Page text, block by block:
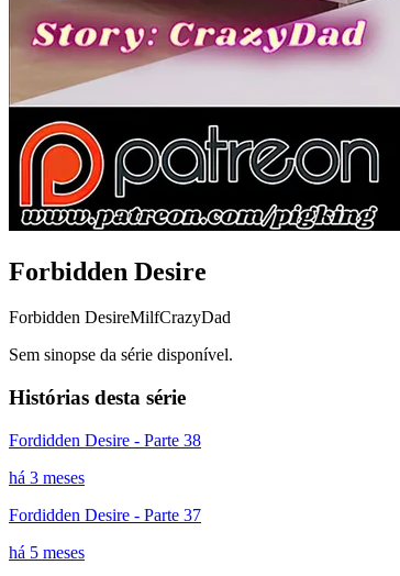
Forbidden Desire
Forbidden DesireMilfCrazyDad
Sem sinopse da série disponível.
Histórias desta série
Fordidden Desire - Parte 38
há 3 meses
Fordidden Desire - Parte 37
há 5 meses